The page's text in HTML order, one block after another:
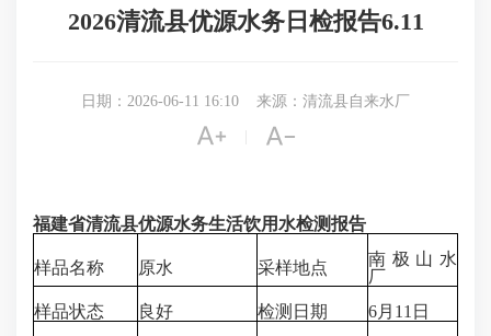
2026清流县优源水务日检报告6.11
日期：2026-06-11 16:10 来源：清流县自来水厂
 
福建省清流县优源水务生活饮用水检测报告
样品名称 原水 采样地点
南极山水
厂
样品状态
良好 检测日期
6月11日